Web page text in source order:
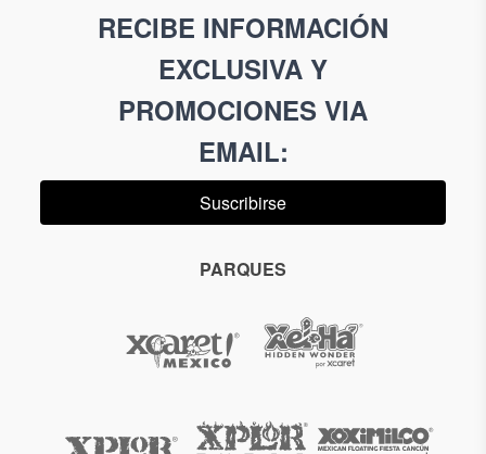
RECIBE INFORMACIÓN
EXCLUSIVA Y
PROMOCIONES VIA
EMAIL:
Suscribirse
PARQUES